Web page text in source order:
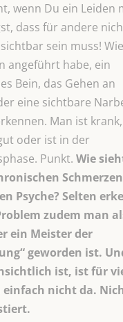
wenn Du ein Leiden
dass für andere
sein muss!
angeführt habe, ein
Bein, das Gehen an
eine sichtbare
Man ist
oder ist in der
Punkt.Wie
Psyche? Selten
zudem man
ein Meister der
geworden ist.
ist, ist für
einfach nicht da.